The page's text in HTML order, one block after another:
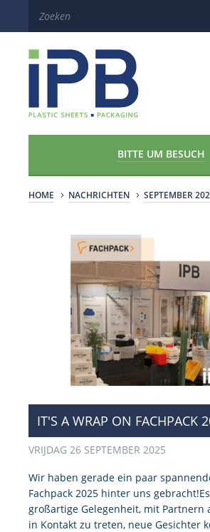
BITTE UM BESUCH
HOME NACHRICHTEN SEPTEMBER
IT'S A WRAP ON FACHPACK
VRIJDAG 26 SEPTEMBER 2025
Wir haben gerade ein paar
Fachpack 2025 hinter uns
großartige Gelegenheit, mit Partnern
in Kontakt zu treten, neue Gesichter